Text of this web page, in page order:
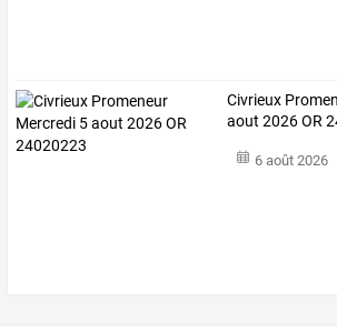
Civrieux
aout 2026 OR
6 août 2026